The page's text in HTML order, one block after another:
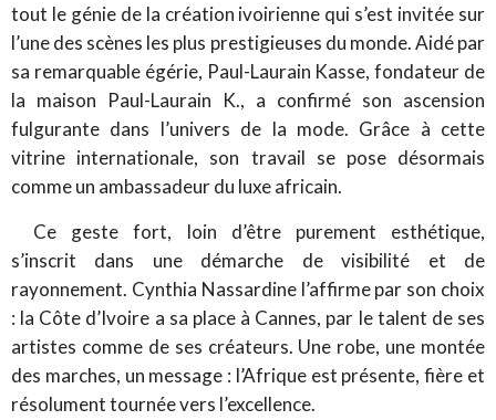
tout le génie de la création ivoirienne qui s’est invitée sur
l’une des scènes les plus prestigieuses du monde. Aidé par
sa remarquable égérie, Paul-Laurain Kasse, fondateur de
la maison Paul-Laurain K., a confirmé son ascension
fulgurante dans l’univers de la mode. Grâce à cette
vitrine internationale, son travail se pose désormais
comme un ambassadeur du luxe africain.
Ce geste fort, loin d’être purement esthétique,
s’inscrit dans une démarche de visibilité et de
rayonnement. Cynthia Nassardine l’affirme par son choix
: la Côte d’Ivoire a sa place à Cannes, par le talent de ses
artistes comme de ses créateurs. Une robe, une montée
des marches, un message : l’Afrique est présente, fière et
résolument tournée vers l’excellence.